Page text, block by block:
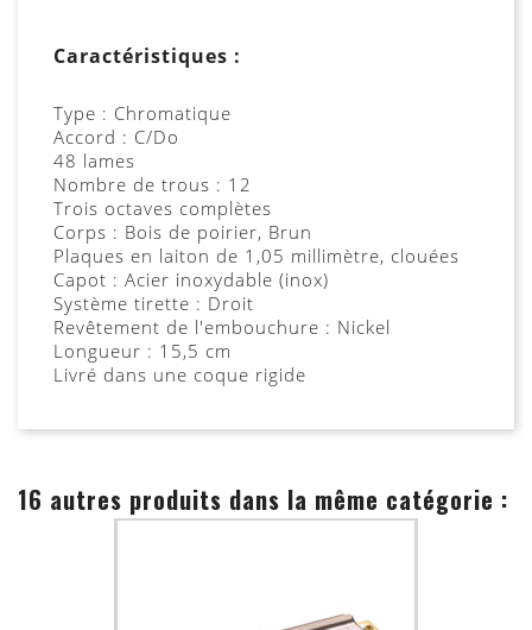
Caractéristiques :
Type : Chromatique
Accord : C/Do
48 lames
Nombre de trous : 12
Trois octaves complètes
Corps : Bois de poirier, Brun
Plaques en laiton de 1,05 millimètre, clouées
Capot : Acier inoxydable (inox)
Système tirette : Droit
Revêtement de l'embouchure : Nickel
Longueur : 15,5 cm
Livré dans une coque rigide
16 autres produits dans la même catégorie :